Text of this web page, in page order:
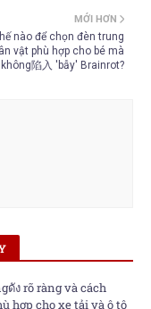
MỚI HƠN
nào để chọn đèn trung
vật phù hợp cho bé mà
không陷入 'bẫy' Brainrot?
ดัง rõ ràng và cách
hợp cho xe tải và ô tô